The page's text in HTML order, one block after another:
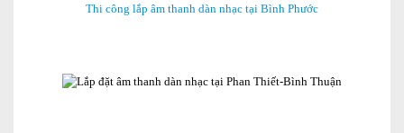
Thi công lắp âm thanh dàn nhạc tại Bình Phước